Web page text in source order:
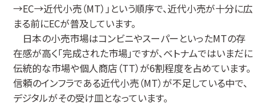
→EC→近代小売（MT）」という順序で、近代小売が十分に広
まる前にECが普及しています。
日本の小売市場はコンビニやスーパーといったMTの存
在感が高く「完成された市場」ですが、ベトナムではいまだに
伝統的な市場や個人商店（TT）が6割程度を占めています。
信頼のインフラである近代小売（MT）が不足している中で、
デジタルがその受け皿となっています。